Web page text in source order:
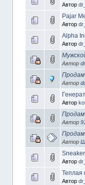
Автор
Pajar
Автор
Alpha
Автор
Автор
Продам
Автор
Автор
Продам
Автор
Продам
Автор
Автор
Теплая
Автор